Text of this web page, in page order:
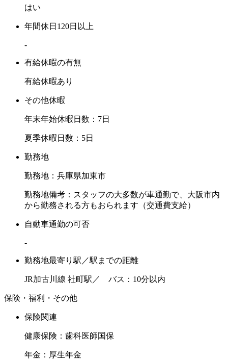
はい
年間休日120日以上
-
有給休暇の有無
有給休暇あり
その他休暇
年末年始休暇日数：7日
夏季休暇日数：5日
勤務地
勤務地：兵庫県加東市
勤務地備考：スタッフの大多数が車通勤で、大阪市内
から勤務される方もおられます（交通費支給）
自動車通勤の可否
-
勤務地最寄り駅／駅までの距離
JR加古川線 社町駅／ バス：10分以内
保険・福利・その他
保険関連
健康保険：歯科医師国保
年金：厚生年金